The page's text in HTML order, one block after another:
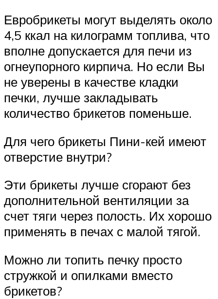
Евробрикеты могут выделять около
4,5 ккал на килограмм топлива, что
вполне допускается для печи из
огнеупорного кирпича. Но если Вы
не уверены в качестве кладки
печки, лучше закладывать
количество брикетов поменьше.
Для чего брикеты Пини-кей имеют
отверстие внутри?
Эти брикеты лучше сгорают без
дополнительной вентиляции за
счет тяги через полость. Их хорошо
применять в печах с малой тягой.
Можно ли топить печку просто
стружкой и опилками вместо
брикетов?